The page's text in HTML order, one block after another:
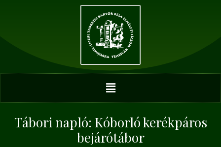
Menu
Tábori napló: Kóborló kerékpáros
bejárótábor